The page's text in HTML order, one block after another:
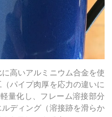
高いアルミニウム合金を使
パイプ肉厚を応力の違いに
量化し、フレーム溶接部分
ディング（溶接跡を滑らか